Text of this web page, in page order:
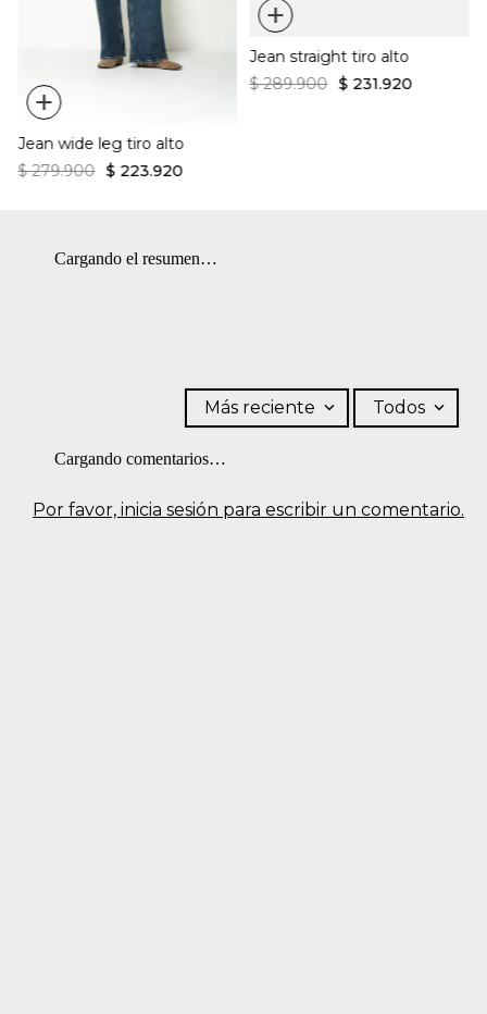
Tiro medio
Silueta recta
Decoración de tachuelas
Cierre con zipper
BLANQUEADO: No usar blanqueador. OTROS: No planchar los
accesorios. OTROS: Lavar por el revés. CUIDADO TEXTIL
PROFESIONAL: No limpieza en seco. SECADO: Secado en
tendedero a la sombra.
+
Jean wide leg tiro alto
$ 279.900 $ 223.920
+
Jean straight tiro alto
$ 289.900 $ 231.920
Cargando el resumen…
Por favor, inicia sesión para escribir un comentario.
Más reciente Todos
Cargando comentarios…